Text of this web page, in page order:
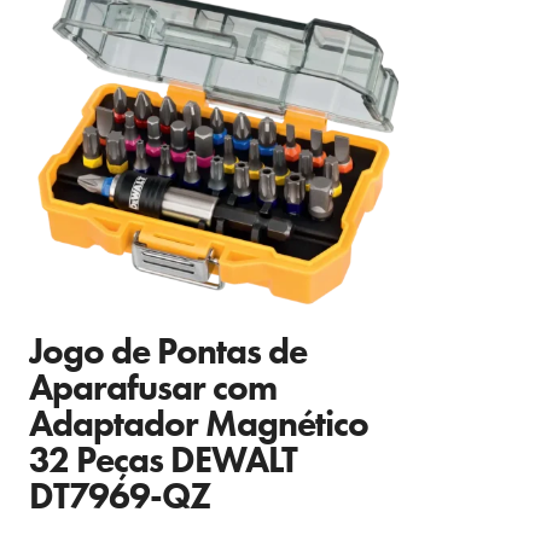
Jogo de Pontas de
Aparafusar com
Adaptador Magnético
32 Peças DEWALT
DT7969-QZ